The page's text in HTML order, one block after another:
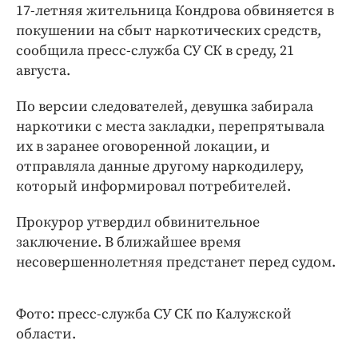
ПРОЕКТЫ
Блоги
Издания
Интересное чтиво
Клиника года
Бренд года
Работодатель года
17-летняя жительница Кондрова обвиняется в
покушении на сбыт наркотических средств,
сообщила пресс-служба СУ СК в среду, 21
августа.
По версии следователей, девушка забирала
наркотики с места закладки, перепрятывала
их в заранее оговоренной локации, и
отправляла данные другому наркодилеру,
который информировал потребителей.
Прокурор утвердил обвинительное
заключение. В ближайшее время
несовершеннолетняя предстанет перед судом.
Фото: пресс-служба СУ СК по Калужской
области.